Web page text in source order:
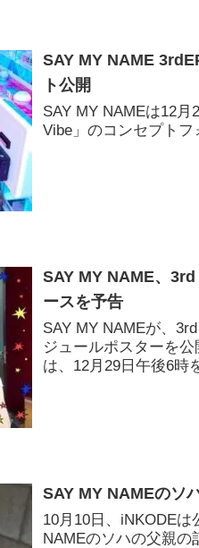
SAY MY NAME
ト公開
SAY MY NAMEは12
Vibe」のコンセプトフ
SAY MY NAME、
ースを予告
SAY MY NAMEが、
ジュールポスターを
は、12月29日午後6時
SAY MY NAMEのソ
10月10日、iNKODE
NAMEのソハの父親の